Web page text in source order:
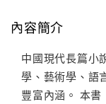
內容簡介
中國現代長篇小
學、藝術學、語
豐富內涵。 本